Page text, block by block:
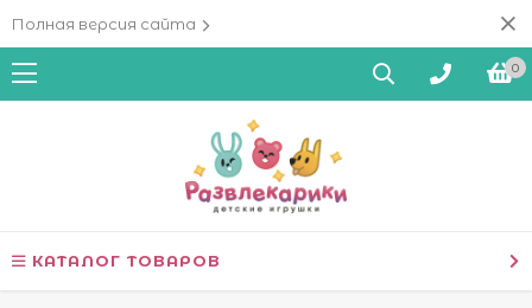
Полная версия сайта
0
КАТАЛОГ ТОВАРОВ